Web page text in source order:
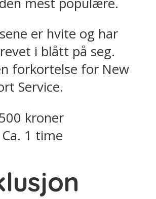
er hvite og har
i blått på seg.
forkortelse for New
Service.
kroner
Ca. 1 time